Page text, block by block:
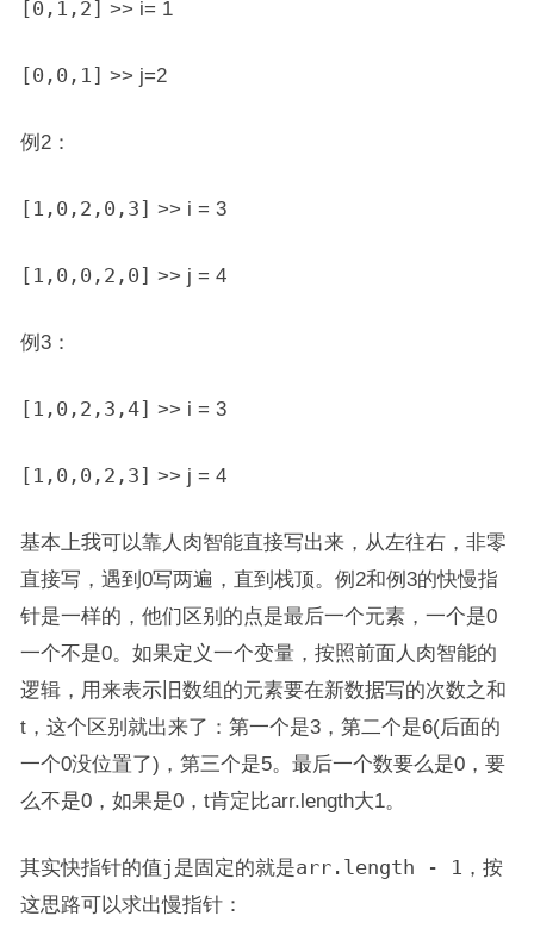
[0,1,2] >> i= 1
[0,0,1] >> j=2
例2：
[1,0,2,0,3] >> i = 3
[1,0,0,2,0] >> j = 4
例3：
[1,0,2,3,4] >> i = 3
[1,0,0,2,3] >> j = 4
基本上我可以靠人肉智能直接写出来，从左往右，非零
直接写，遇到0写两遍，直到栈顶。例2和例3的快慢指
针是一样的，他们区别的点是最后一个元素，一个是0
一个不是0。如果定义一个变量，按照前面人肉智能的
逻辑，用来表示旧数组的元素要在新数据写的次数之和
t，这个区别就出来了：第一个是3，第二个是6(后面的
一个0没位置了)，第三个是5。最后一个数要么是0，要
么不是0，如果是0，t肯定比arr.length大1。
其实快指针的值j 是固定的就是arr.length - 1 ，按
这思路可以求出慢指针：